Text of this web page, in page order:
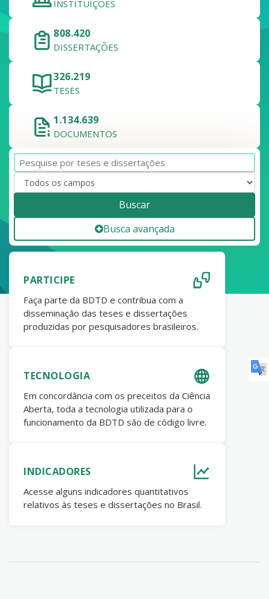
INSTITUIÇÕES
808.420
DISSERTAÇÕES
326.219
TESES
1.134.639
DOCUMENTOS
Buscar
Busca avançada
PARTICIPE
Faça parte da BDTD e contribua com a
disseminação das teses e dissertações
produzidas por pesquisadores brasileiros.
TECNOLOGIA
Em concordância com os preceitos da Ciência
Aberta, toda a tecnologia utilizada para o
funcionamento da BDTD são de código livre.
INDICADORES
Acesse alguns indicadores quantitativos
relativos às teses e dissertações no Brasil.